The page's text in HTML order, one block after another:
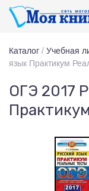
Каталог / Учебная
язык Практикум
ОГЭ 2017